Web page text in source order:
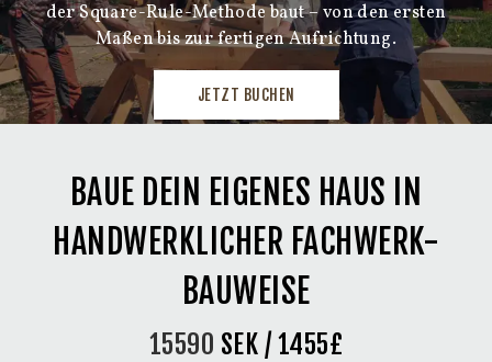
der Square-Rule-Methode baut – von den ersten
Maßen bis zur fertigen Aufrichtung.
JETZT BUCHEN
BAUE DEIN EIGENES HAUS IN
HANDWERKLICHER FACHWERK-
BAUWEISE
15590 SEK / 1455£